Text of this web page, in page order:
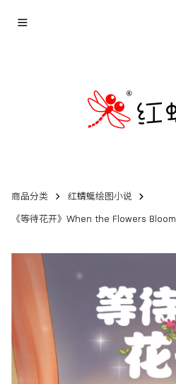
商品分类
红蜻蜓绘图小说
《等待花开》When the Flowers Bloom